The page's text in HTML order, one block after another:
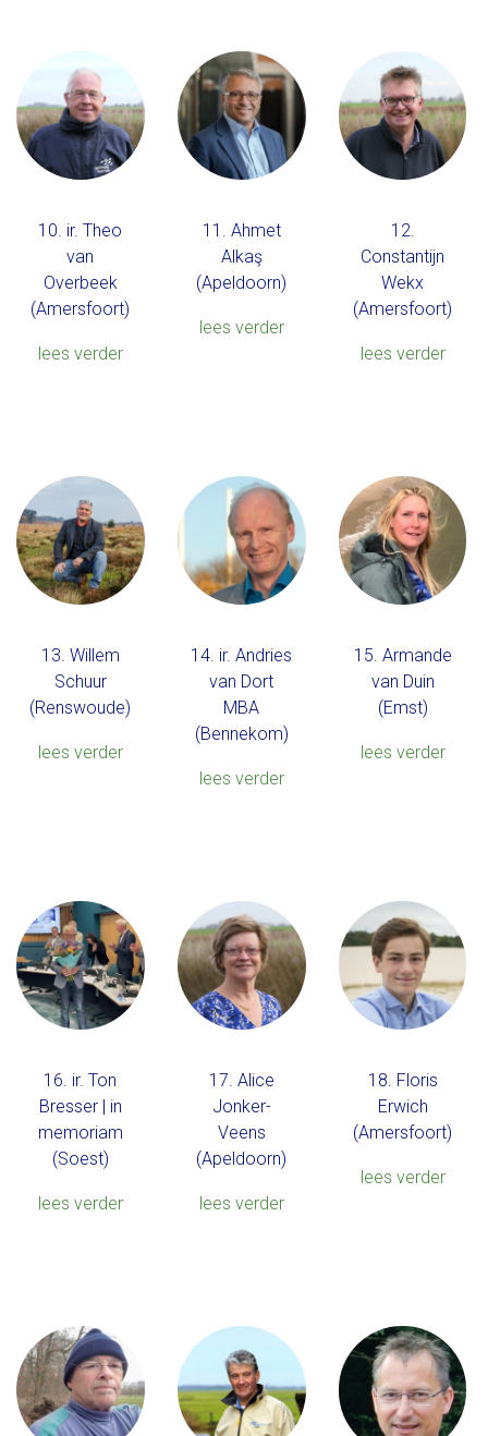
10. ir. Theo
van
Overbeek
(Amersfoort)
lees verder
11. Ahmet
Alkaş
(Apeldoorn)
lees verder
12.
Constantijn
Wekx
(Amersfoort)
lees verder
13. Willem
Schuur
(Renswoude)
lees verder
14. ir. Andries
van Dort
MBA
(Bennekom)
lees verder
15. Armande
van Duin
(Emst)
lees verder
16. ir. Ton
Bresser | in
memoriam
(Soest)
lees verder
17. Alice
Jonker-
Veens
(Apeldoorn)
lees verder
18. Floris
Erwich
(Amersfoort)
lees verder